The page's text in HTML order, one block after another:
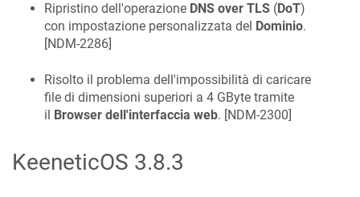
Ripristino dell'operazione DNS over TLS (DoT)
con impostazione personalizzata del Dominio.
[NDM-2286]
Risolto il problema dell'impossibilità di caricare
file di dimensioni superiori a 4 GByte tramite
il Browser dell'interfaccia web. [NDM-2300]
KeeneticOS 3.8.3